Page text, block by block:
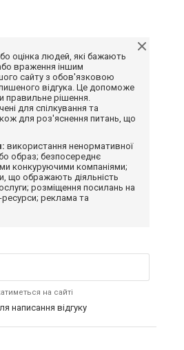
оцінка людей, які бажають
враження іншим
сайту з обов'язковою
відгука. Це допоможе
правильне рішення.
для спілкування та
для роз'яснення питань, що
використання ненормативної
образ; безпосереднє
конкуруючими компаніями;
що ображають діяльність
розміщення посилань на
ресурси; реклама та
на сайті
написання відгуку